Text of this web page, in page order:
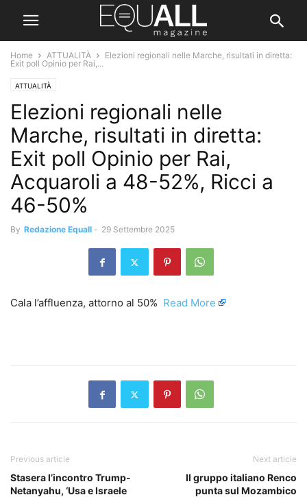
Home ATTUALITÀ
Elezioni regionali nelle Marche, risultati in diretta:
Exit poll Opinio per Rai,...
ATTUALITÀ
Elezioni regionali nelle
Marche, risultati in diretta:
Exit poll Opinio per Rai,
Acquaroli a 48-52%, Ricci a
46-50%
By Redazione Equall - 29 Settembre 2025
Cala l’affluenza, attorno al 50% ​ Read More
Previous article
Stasera l’incontro Trump-
Netanyahu, ‘Usa e Israele
Next article
Il gruppo italiano Renco
punta sul Mozambico